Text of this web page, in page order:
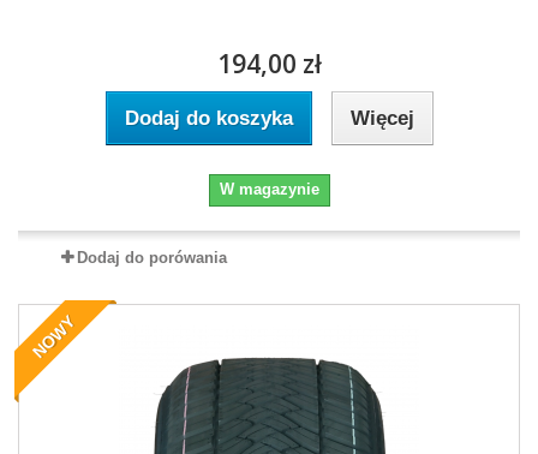
194,00 zł
Dodaj do koszyka Więcej
W magazynie
Dodaj do porówania
NOWY